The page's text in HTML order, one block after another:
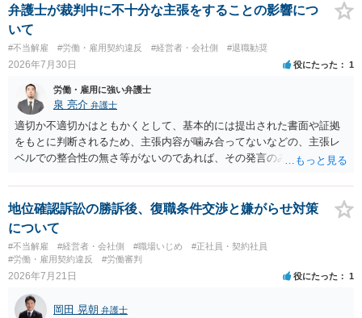
支払われます。ただし支払までにかなり時間がかかるでしょう。 さら
に、「独立行政法人労働者健康安全機構 」という公的機関が未払賃金
の立替事業を行っています。詳しくは、同機構の＜未払賃金立替払相
談コーナー＞ TEL 044-431-8663 相談時間：土日祝日を除く9:15～1
7:00 に相談してみてください。同じように未払となった他の従業員の
方がいれば一緒に相談してみるといいでしょう。
弁護士が裁判中に不十分な主張をすることの影響につ
いて
#不当解雇 #労働・雇用契約違反 #経営者・会社側 #退職勧奨
2026年7月30日 役にたった 1
労働・雇用に強い弁護士
泉 亮介 弁護士
適切か不適切かはともかくとして、基本的には提出された書面や証拠
をもとに判断されるため、主張内容が噛み合ってないなどの、主張レ
ベルでの整合性の無さ等がないのであれば、その発言のみで大きく不
地位確認訴訟の勝訴後、復職条件交渉と嫌がらせ対策
について
#不当解雇 #経営者・会社側 #職場いじめ
#正社員・契約社員
#労働・雇用契約違反
#労働審判
2026年7月21日 役にたった 1
岡田 晃朝 弁護士